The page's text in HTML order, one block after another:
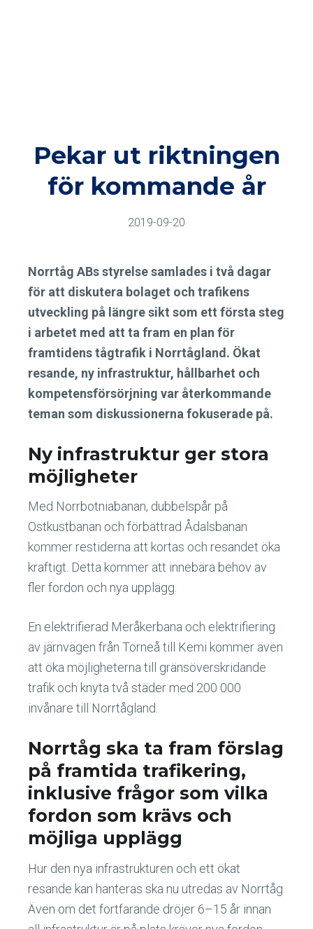
Pekar ut riktningen
för kommande år
2019-09-20
Norrtåg ABs styrelse samlades i två dagar
för att diskutera bolaget och trafikens
utveckling på längre sikt som ett första steg
i arbetet med att ta fram en plan för
framtidens tågtrafik i Norrtågland. Ökat
resande, ny infrastruktur, hållbarhet och
kompetensförsörjning var återkommande
teman som diskussionerna fokuserade på.
Ny infrastruktur ger stora
möjligheter
Med Norrbotniabanan, dubbelspår på
Ostkustbanan och förbättrad Ådalsbanan
kommer restiderna att kortas och resandet öka
kraftigt. Detta kommer att innebära behov av
fler fordon och nya upplägg.
En elektrifierad Meråkerbana och elektrifiering
av järnvägen från Torneå till Kemi kommer även
att öka möjligheterna till gränsöverskridande
trafik och knyta två städer med 200 000
invånare till Norrtågland.
Norrtåg ska ta fram förslag
på framtida trafikering,
inklusive frågor som vilka
fordon som krävs och
möjliga upplägg
Hur den nya infrastrukturen och ett ökat
resande kan hanteras ska nu utredas av Norrtåg.
Även om det fortfarande dröjer 6–15 år innan